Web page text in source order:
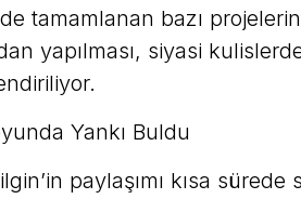
tamamlanan bazı projelerin
yapılması, siyasi
Yankı Buldu
paylaşımı kısa